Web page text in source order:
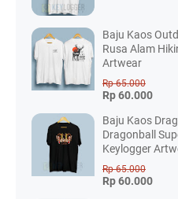
Baju Kaos
Rusa Alam
Artwear
Rp 65.000
Rp 60.000
Baju Kaos
Dragonball
Keylogger
Rp 65.000
Rp 60.000